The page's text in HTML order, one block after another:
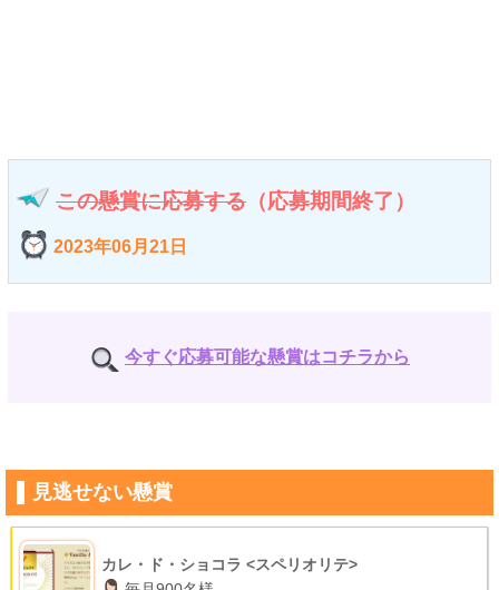
この懸賞に応募する （応募期間終了）
2023年06月21日
今すぐ応募可能な懸賞はコチラから
見逃せない懸賞
カレ・ド・ショコラ <スペリオリテ>